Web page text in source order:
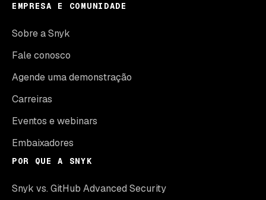
EMPRESA E COMUNIDADE
Sobre a Snyk
Fale conosco
Agende uma demonstração
Carreiras
Eventos e webinars
Embaixadores
POR QUE A SNYK
Snyk vs. GitHub Advanced Security